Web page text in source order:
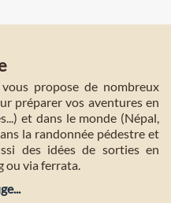
propose de nombreux
préparer vos aventures en
et dans le monde (Népal,
la randonnée pédestre et
des idées de sorties en
ou via ferrata.